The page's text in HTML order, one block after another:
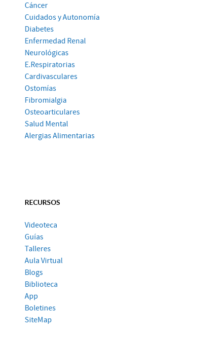
Cáncer
Cuidados y Autonomía
Diabetes
Enfermedad Renal
Neurológicas
E.Respiratorias
Cardivasculares
Ostomías
Fibromialgia
Osteoarticulares
Salud Mental
Alergias Alimentarias
RECURSOS
Videoteca
Guías
Talleres
Aula Virtual
Blogs
Biblioteca
App
Boletines
SiteMap